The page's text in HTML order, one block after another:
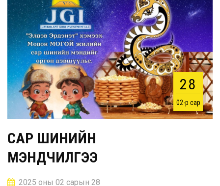
28
02-р сар
САР ШИНИЙН
МЭНДЧИЛГЭЭ
2025 оны 02 сарын 28